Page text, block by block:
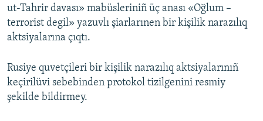
ut-Tahrir davası» mabüsleriniñ üç anası «Oğlum –
terrorist degil» yazuvlı şiarlarınen bir kişilik narazılıq
aktsiyalarına çıqtı.
Rusiye quvetçileri bir kişilik narazılıq aktsiyalarınıñ
keçirilüvi sebebinden protokol tizilgenini resmiy
şekilde bildirmey.